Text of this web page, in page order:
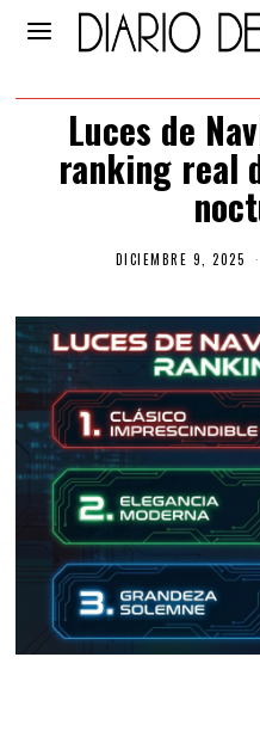
Luces de
ranking real
DICIEMBRE 9, 2025